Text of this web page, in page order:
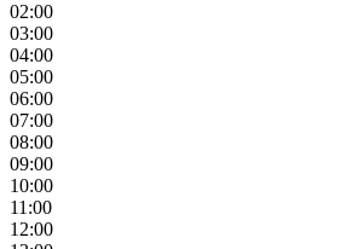
02:00
03:00
04:00
05:00
06:00
07:00
08:00
09:00
10:00
11:00
12:00